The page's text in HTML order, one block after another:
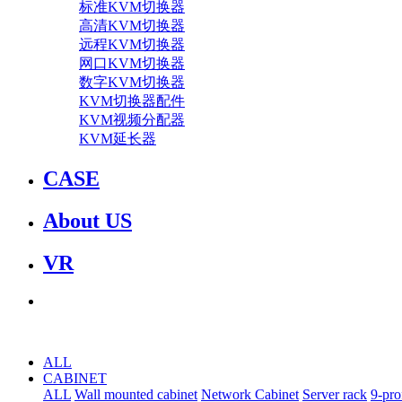
标准KVM切换器
高清KVM切换器
远程KVM切换器
网口KVM切换器
数字KVM切换器
KVM切换器配件
KVM视频分配器
KVM延长器
CASE
About US
VR
ALL
CABINET
ALL Wall mounted cabinet Network Cabinet Server rack 9-